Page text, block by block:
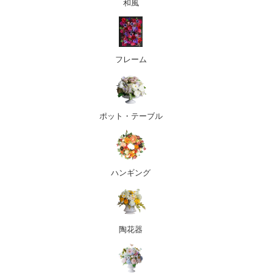
和風
フレーム
ポット・テーブル
ハンギング
陶花器